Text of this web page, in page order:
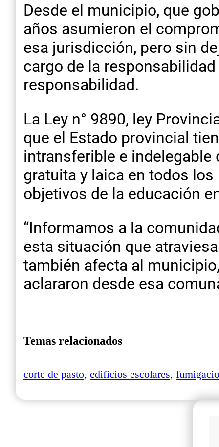
Desde el municipio, que
años asumieron el
esa jurisdicción, pero sin
cargo de la
responsabilidad.
La Ley n° 9890, ley
que el Estado provincial
intransferible e indelegable
gratuita y laica en todos
objetivos de la educación
“Informamos a la
esta situación que
también afecta al
aclararon desde esa
Temas relacionados
corte de pasto, edificios escolares,